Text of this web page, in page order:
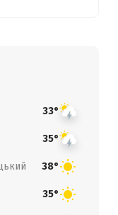
33°
35°
38°
35°